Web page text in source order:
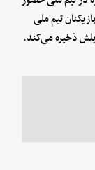
تیم ملی
ذخیره می‌کند.